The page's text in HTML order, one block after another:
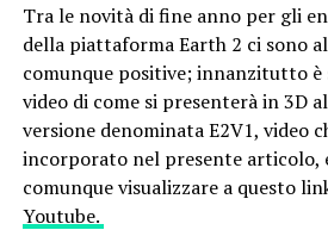
Tra le novità di fine anno per gli
della piattaforma Earth 2 ci sono
comunque positive; innanzitutto
video di come si presenterà in 3D
versione denominata E2V1, video
incorporato nel presente articolo,
comunque visualizzare a questo
Youtube.